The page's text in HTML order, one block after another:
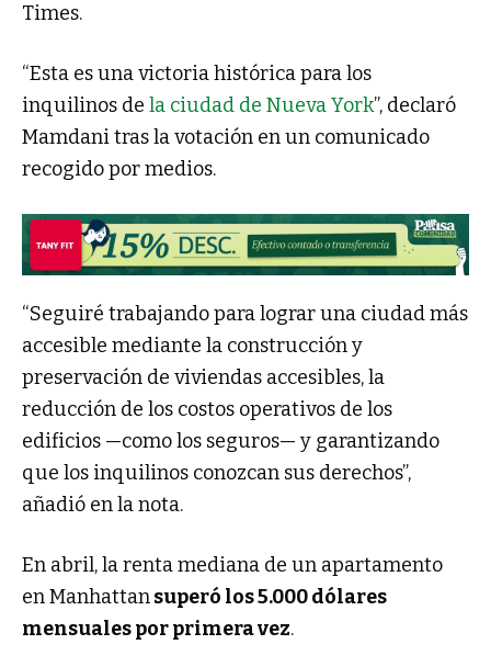
Times.
“Esta es una victoria histórica para los
inquilinos de la ciudad de Nueva York”, declaró
Mamdani tras la votación en un comunicado
recogido por medios.
“Seguiré trabajando para lograr una ciudad más
accesible mediante la construcción y
preservación de viviendas accesibles, la
reducción de los costos operativos de los
edificios —como los seguros— y garantizando
que los inquilinos conozcan sus derechos”,
añadió en la nota.
En abril, la renta mediana de un apartamento
en Manhattansuperó los 5.000 dólares
mensuales por primera vez.